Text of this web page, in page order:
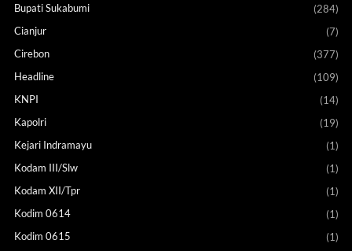
Bupati Sukabumi
(284)
Cianjur
(7)
Cirebon
(377)
Headline
(109)
KNPI
(14)
Kapolri
(19)
Kejari Indramayu
(1)
Kodam III/Slw
(1)
Kodam XII/Tpr
(1)
Kodim 0614
(1)
Kodim 0615
(1)